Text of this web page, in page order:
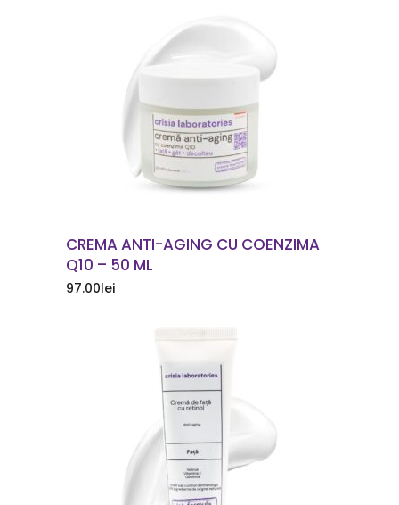
COMANDA ACUM
CREMA ANTI-AGING CU COENZIMA
Q10 – 50 ML
97.00lei
COMANDA ACUM